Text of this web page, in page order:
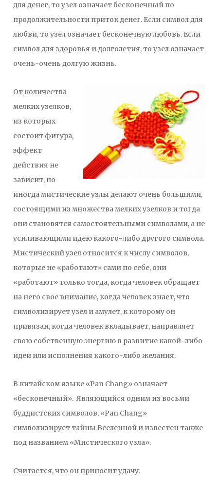
для денег, то узел означает бесконечный по
продолжительности приток денег. Если символ для
любви, то узел означает бесконечную любовь. Если
символ для здоровья и долголетия, то узел означает
очень-очень долгую жизнь.
От количества
мелких узелков,
из которых
состоит фигура,
эффект
действия не
зависит, но
иногда мистические узлы делают очень большими,
состоящими из множества мелких узелков и тогда
они становятся самостоятельными символами, а не
усиливающими идею какого-либо другого символа.
Мистический узел относится к числу символов,
которые не «работают» сами по себе, они
«работают» только тогда, когда человек обращает
на него свое внимание, когда человек знает, что
символизирует узел и амулет, к которому он
привязан, когда человек вкладывает, направляет
свою собственную энергию в развитие какой-либо
идеи или исполнения какого-либо желания.
В китайском языке «Pan Chang» означает
«бесконечный». Являющийся одним из восьми
буддистских символов, «Pan Chang»
символизирует тайны Вселенной и известен также
под названием «Мистического узла».
Считается, что он приносит удачу.